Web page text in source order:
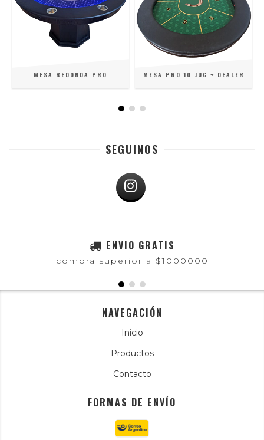
MESA REDONDA PRO MESA PRO 10 JUG + DEALER
SEGUINOS
ENVIO GRATIS
compra superior a $1000000
NAVEGACIÓN
Inicio
Productos
Contacto
FORMAS DE ENVÍO